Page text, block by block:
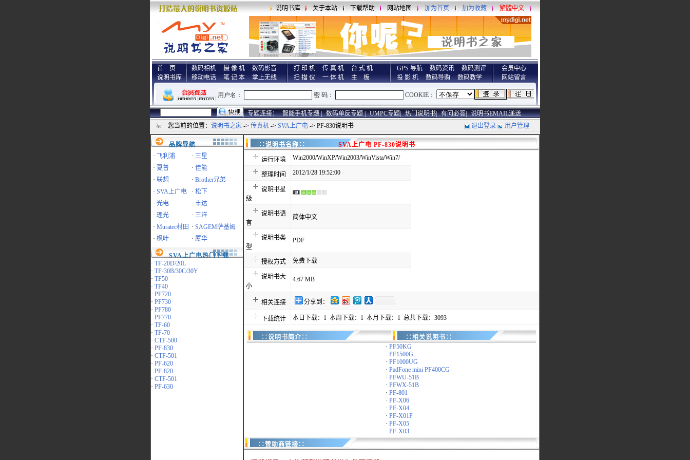
说明书库 关于本站 下载帮助 网站地图 加为首页 加为收藏 繁體中文
首 页
说明书库
数码相机 摄 像 机
数码影音
移动电话
笔 记 本 掌上无线
打 印 机 传 真 机
台 式 机
扫 描 仪
一 体 机 主 板
GPS 导航 数码资讯
数码测评
投 影 机
数码导购 数码教学
会员中心
网站留言
专题连接： 智能手机专题 | 数码单反专题 | UMPC专题| 热门说明书| 有问必答| 说明书EMAIL递送
您当前的位置： 说明书之家 -> 传真机 -> SVA上广电 -> PF-830说明书 退出登录 用户管理
品牌导航
·
飞利浦 · 三星
· 夏普 · 佳能
· 联想 · Brother兄弟
· SVA上广电 · 松下
· 光电 · 丰达
· 理光 · 三洋
· Muratec村田 · SAGEM萨基姆
· 枫叶 · 厦华
SVA上广电热门下载
· TF-20D/20L
· TF-30B/30C/30Y
· TF50
· TF40
· PF720
· PF730
· PF780
· PF770
· TF-60
· TF-70
· CTF-500
· PF-830
· CTF-501
· PF-620
· PF-820
· CTF-501
· PF-630
∷说明书名称∷ SVA上广电 PF-830说明书
运行环境 Win2000/WinXP/Win2003/WinVista/Win7/
整理时间 2012/1/28 19:52:00
说明书星
级
说明书语
言
简体中文
说明书类
型
PDF
授权方式 免费下载
说明书大
小
4.67 MB
相关连接 分享到：
下载统计 本日下载：1 本周下载：1 本月下载：1 总共下载：3093
∷说明书简介∷
∷相关说明书∷
· PF50KG
· PF1500G
· PF1000UG
· PadFone mini PF400CG
· PFWU-51B
· PFWX-51B
· PF-801
· PF-X06
· PF-X04
· PF-X01F
· PF-X05
· PF-X03
∷赞助商链接∷